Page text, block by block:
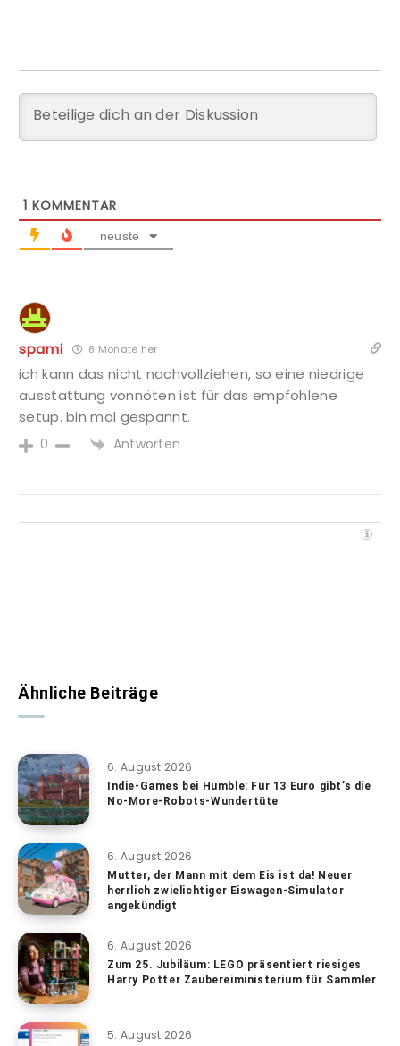
1 KOMMENTAR
neuste
spami 8 Monate her
ich kann das nicht nachvollziehen, so eine niedrige
ausstattung vonnöten ist für das empfohlene
setup. bin mal gespannt.
0 Antworten
Ähnliche Beiträge
6. August 2026
Indie-Games bei Humble: Für 13 Euro gibt’s die
No-More-Robots-Wundertüte
6. August 2026
Mutter, der Mann mit dem Eis ist da! Neuer
herrlich zwielichtiger Eiswagen-Simulator
angekündigt
6. August 2026
Zum 25. Jubiläum: LEGO präsentiert riesiges
Harry Potter Zaubereiministerium für Sammler
5. August 2026